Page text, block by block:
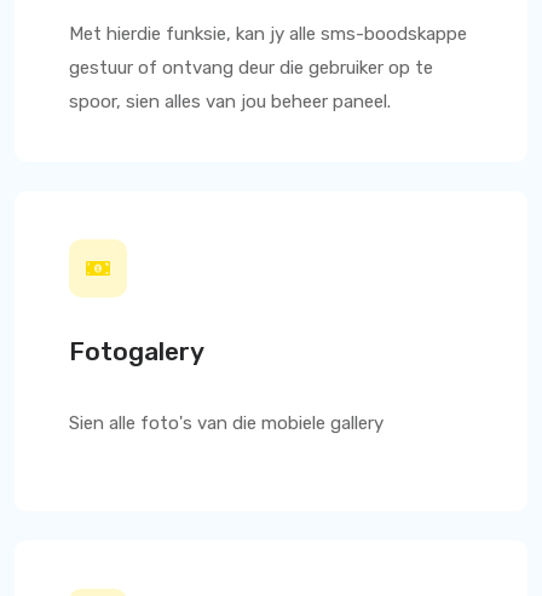
Met hierdie funksie, kan jy alle sms-boodskappe
gestuur of ontvang deur die gebruiker op te
spoor, sien alles van jou beheer paneel.
Fotogalery
Sien alle foto's van die mobiele gallery